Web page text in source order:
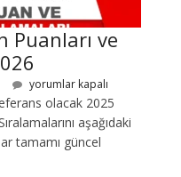
Puanları ve
yorumlar kapalı
olacak 2025
aşağıdaki
tamamı güncel